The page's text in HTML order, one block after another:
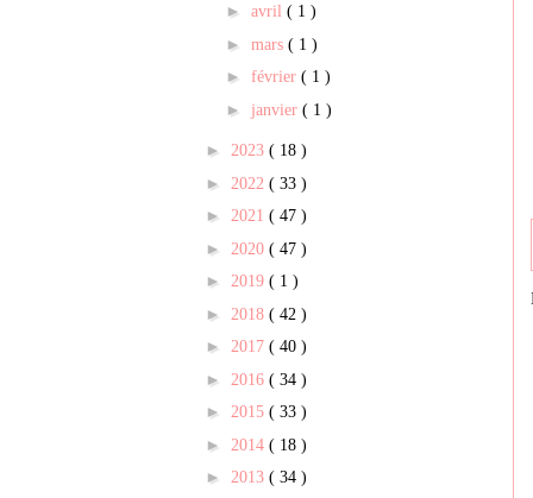
► avril ( 1 )
► mars ( 1 )
► février ( 1 )
► janvier ( 1 )
► 2023 ( 18 )
► 2022 ( 33 )
► 2021 ( 47 )
► 2020 ( 47 )
► 2019 ( 1 )
► 2018 ( 42 )
► 2017 ( 40 )
► 2016 ( 34 )
► 2015 ( 33 )
► 2014 ( 18 )
► 2013 ( 34 )